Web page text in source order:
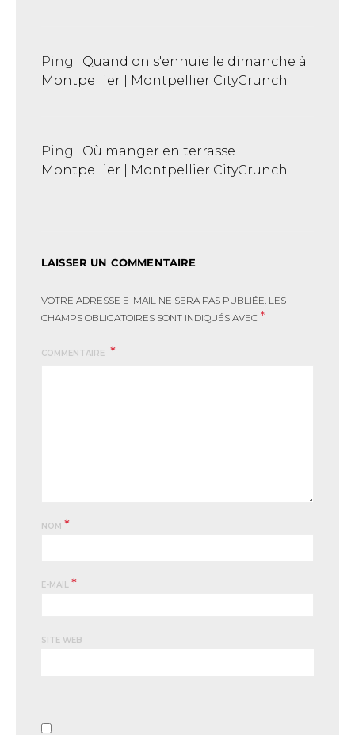
Ping : Quand on s'ennuie le dimanche à
Montpellier | Montpellier CityCrunch
Ping : Où manger en terrasse
Montpellier | Montpellier CityCrunch
LAISSER UN COMMENTAIRE
VOTRE ADRESSE E-MAIL NE SERA PAS PUBLIÉE. LES
CHAMPS OBLIGATOIRES SONT INDIQUÉS AVEC *
COMMENTAIRE
NOM *
E-MAIL *
SITE WEB